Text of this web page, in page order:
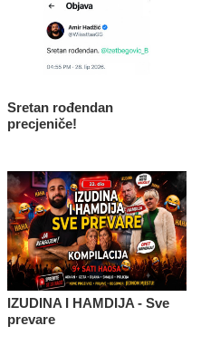
Sretan rođendan
precjeniče!
IZUDINA I HAMDIJA - Sve
prevare